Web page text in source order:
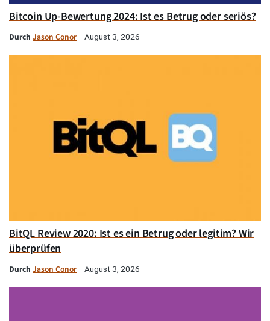
Bitcoin Up-Bewertung 2024: Ist es Betrug oder seriös?
Durch Jason Conor August 3, 2026
BitQL Review 2020: Ist es ein Betrug oder legitim? Wir
überprüfen
Durch Jason Conor August 3, 2026